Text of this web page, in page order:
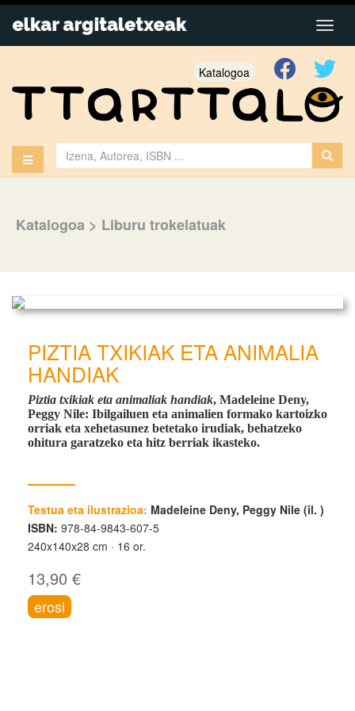
Katalogoa
Katalogoa > Liburu trokelatuak
PIZTIA TXIKIAK ETA ANIMALIA
HANDIAK
Piztia txikiak eta animaliak handiak, Madeleine Deny,
Peggy Nile: Ibilgailuen eta animalien formako kartoizko
orriak eta xehetasunez betetako irudiak, behatzeko
ohitura garatzeko eta hitz berriak ikasteko.
Testua eta ilustrazioa: Madeleine Deny, Peggy Nile (il. )
ISBN: 978-84-9843-607-5
240x140x28 cm
16 or.
13,90 €
erosi